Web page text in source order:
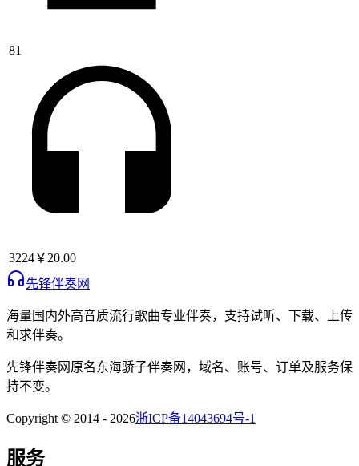
81
3224￥20.00
先锋伴奏网
海量国内外高音质流行歌曲专业伴奏，支持试听、下载、上传
和求伴奏。
先锋伴奏网 原名东海骄子伴奏网 ，域名、账号、订单及服务保
持不变。
Copyright © 2014 - 2026浙ICP备14043694号-1
服务